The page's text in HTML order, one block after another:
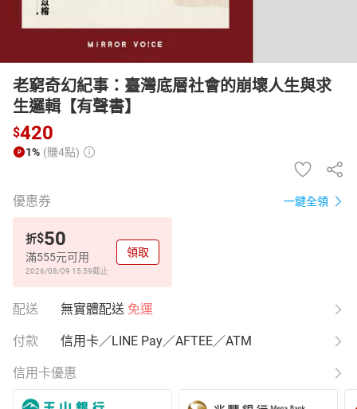
老窮奇幻紀事：臺灣底層社會的崩壞人生與求
生邏輯【有聲書】
$420
1% (賺4點)
優惠券 一鍵全領
折$50
滿555元可用
2026/08/09 15:59截止
領取
配送 無實體配送 免運
付款 信用卡／LINE Pay／AFTEE／ATM
信用卡優惠